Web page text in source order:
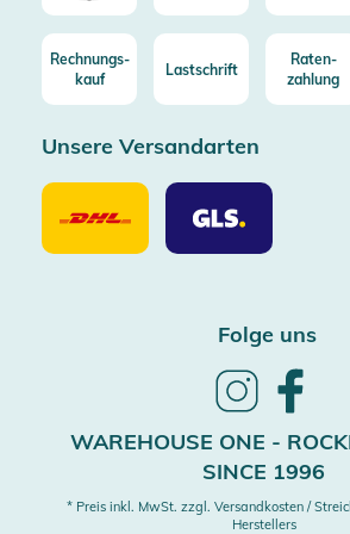
Rechnungs-
kauf
Lastschrift
Raten-
zahlung
Unsere Versandarten
Unsere
Versandarten
DHL
Unsere
Versandarten
GLS
Folge uns
Follow
Instagram
WAREHOUSE ONE -
SINCE 1996
* Preis inkl. MwSt. zzgl. Versandkosten /
Herstellers